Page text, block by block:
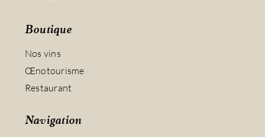
Boutique
Nos vins
Œnotourisme
Restaurant
Navigation